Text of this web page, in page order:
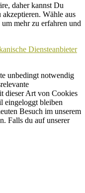
daher kannst Du
Wähle aus
mehr zu erfahren und
Diensteanbieter
unbedingt notwendig
dieser Art von Cookies
eingeloggt bleiben
Besuch im unserem
Falls du auf unserer